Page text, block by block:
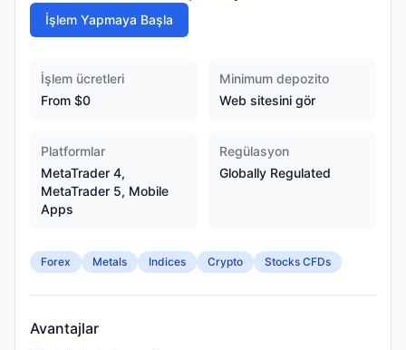
İşlem Yapmaya Başla
İşlem ücretleri
From $0
Minimum depozito
Web sitesini gör
Platformlar
MetaTrader 4,
MetaTrader 5, Mobile
Apps
Regülasyon
Globally Regulated
Forex Metals Indices Crypto Stocks CFDs
Avantajlar